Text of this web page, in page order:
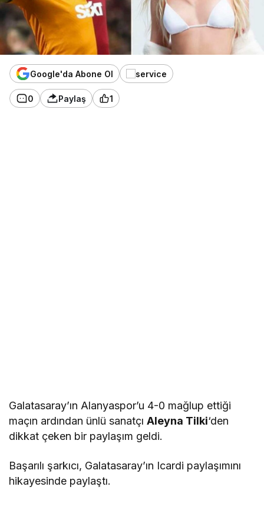
Google'da Abone Ol
0 Paylaş 1
Galatasaray’ın Alanyaspor’u 4-0 mağlup ettiği
maçın ardından ünlü sanatçıAleyna Tilki‘den
dikkat çeken bir paylaşım geldi.
Başarılı şarkıcı, Galatasaray’ın Icardi paylaşımını
hikayesinde paylaştı.